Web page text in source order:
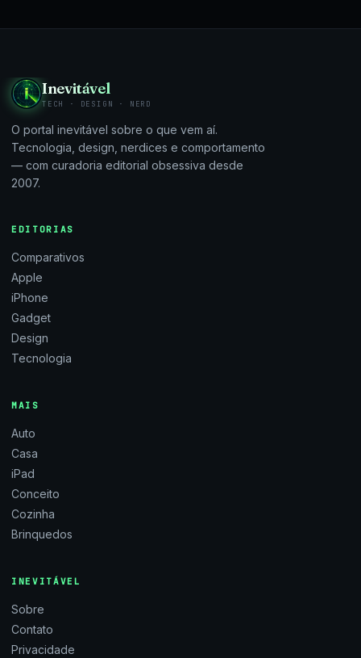
Inevitável
TECH · DESIGN · NERD
O portal inevitável sobre o que vem aí.
Tecnologia, design, nerdices e comportamento
— com curadoria editorial obsessiva desde
2007.
EDITORIAS
Comparativos
Apple
iPhone
Gadget
Design
Tecnologia
MAIS
Auto
Casa
iPad
Conceito
Cozinha
Brinquedos
INEVITÁVEL
Sobre
Contato
Privacidade